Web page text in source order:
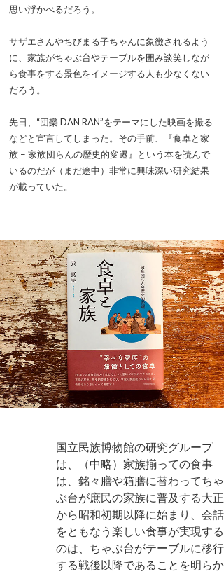
思い浮かべるだろう。
サザエさんやちびまる子ちゃんに象徴されるよう
に、家族がちゃぶ台やテーブルを囲み談笑しなが
ら食事をする景色をイメージする人も少なくない
だろう。
先日、“団欒 DAN RAN”をテーマにした映画を撮る
などと宣言してしまった。その手前、『食卓と家
族 − 家族団らんの歴史的変遷』という本を読んで
いるのだが（まだ途中）非常に興味深い研究結果
が載っていた。
国立民族博物館の研究グループ
は、（中略）家族揃っての食事
は、銘々膳や箱膳に替わってちゃ
ぶ台が庶民の家族に普及する大正
から昭和初期以降に始まり、会話
をともなう楽しい食事が実現する
のは、ちゃぶ台がテーブルに移行
する戦後以降であることを明らか